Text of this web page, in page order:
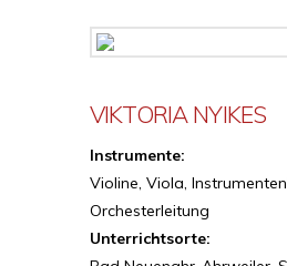
VIKTORIA NYIKES
Instrumente:
Violine, Viola,
Orchesterleitung
Unterrichtsorte: